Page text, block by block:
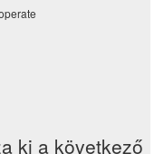
ki a következő